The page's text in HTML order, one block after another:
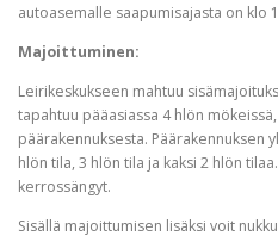
autoasemalle saapumisajasta on klo
Majoittuminen:
Leirikeskukseen mahtuu
tapahtuu pääasiassa 4 hlön
päärakennuksesta. Päärakennuksen
hlön tila, 3 hlön tila ja kaksi 2 hlön
kerrossängyt.
Sisällä majoittumisen lisäksi voit